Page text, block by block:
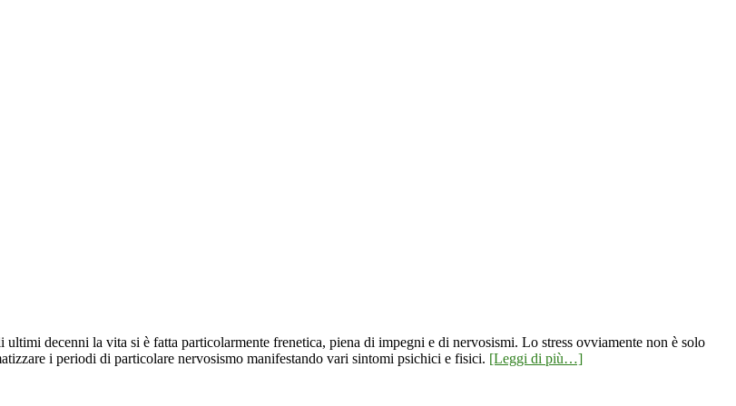
ultimi decenni la vita si è fatta particolarmente frenetica, piena di impegni e di nervosismi. Lo stress ovviamente non è solo
i periodi di particolare nervosismo manifestando vari sintomi psichici e fisici. [Leggi di più…]